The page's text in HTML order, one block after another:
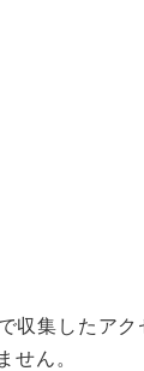
収集したア
せん。